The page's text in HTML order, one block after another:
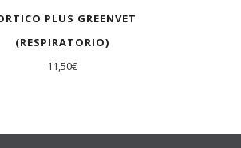
PLUS GREENVET
(RESPIRATORIO)
11,50€